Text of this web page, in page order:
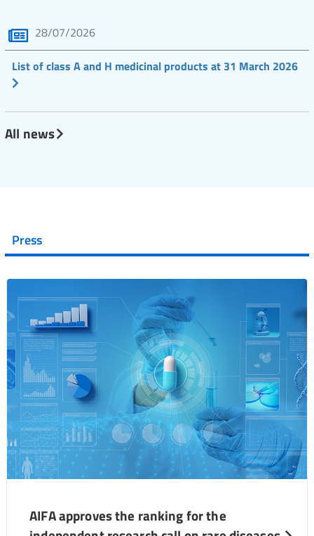
28/07/2026
List of class A and H medicinal products at 31 March 2026
All news
Press
AIFA approves the ranking for the